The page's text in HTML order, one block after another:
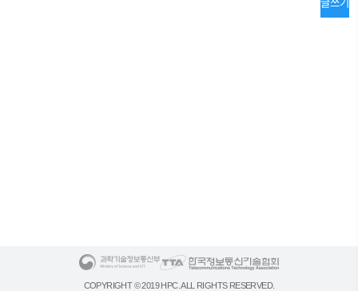
COPYRIGHT © 2019 HPC. ALL RIGHTS RESERVED.